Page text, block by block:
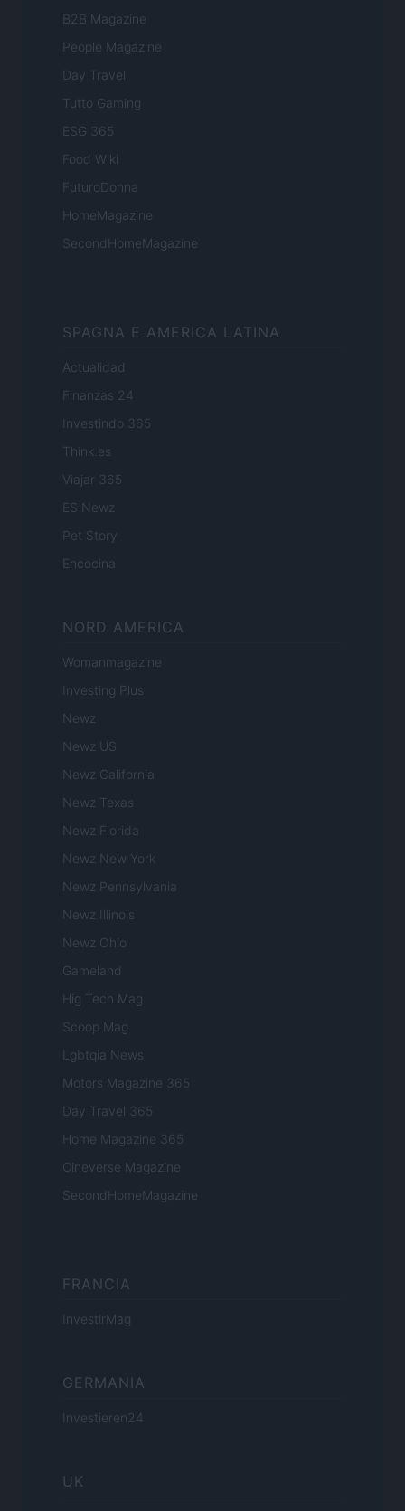
B2B Magazine
People Magazine
Day Travel
Tutto Gaming
ESG 365
Food Wiki
FuturoDonna
HomeMagazine
SecondHomeMagazine
SPAGNA E AMERICA LATINA
Actualidad
Finanzas 24
Investindo 365
Think.es
Viajar 365
ES Newz
Pet Story
Encocina
NORD AMERICA
Womanmagazine
Investing Plus
Newz
Newz US
Newz California
Newz Texas
Newz Florida
Newz New York
Newz Pennsylvania
Newz Illinois
Newz Ohio
Gameland
Hig Tech Mag
Scoop Mag
Lgbtqia News
Motors Magazine 365
Day Travel 365
Home Magazine 365
Cineverse Magazine
SecondHomeMagazine
FRANCIA
InvestirMag
GERMANIA
Investieren24
UK